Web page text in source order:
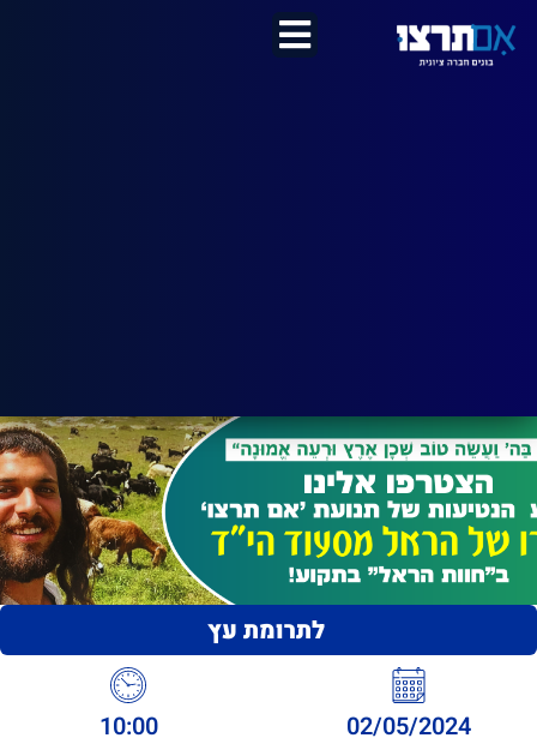
לתרומת עץ
02/05/2024
10:00